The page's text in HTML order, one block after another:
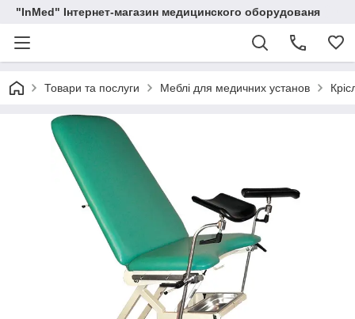
"InMed" Інтернет-магазин медицинского оборудованя
Товари та послуги Меблі для медичних установ